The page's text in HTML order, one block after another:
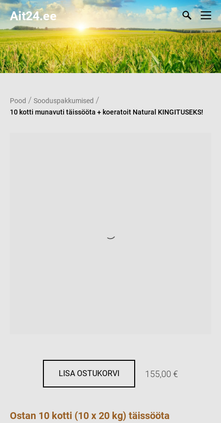
Ait24.ee
Pood / Sooduspakkumised /
10 kotti munavuti täissööta + koeratoit Natural KINGITUSEKS!
LISA OSTUKORVI 155,00 €
Ostan 10 kotti (10 x 20 kg) täissööta